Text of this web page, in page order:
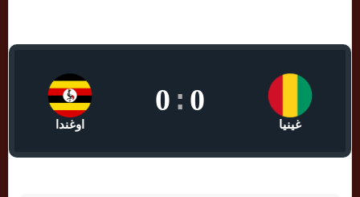
غينيا
0
:
0
اوغندا